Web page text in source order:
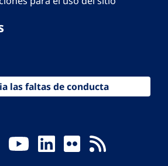
las faltas de conducta